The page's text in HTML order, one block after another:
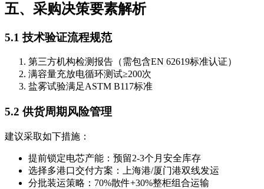
五、采购决策要素解析
5.1 技术验证流程规范
第三方机构检测报告（需包含EN 62619标准认证）
满容量充放电循环测试≥200次
盐雾试验满足ASTM B117标准
5.2 供货周期风险管理
建议采取如下措施：
提前锁定电芯产能：预留2-3个月安全库存
选择多港口交付方案：上海港/厦门港双线发运
分批装运策略：70%散件+30%整柜组合运输